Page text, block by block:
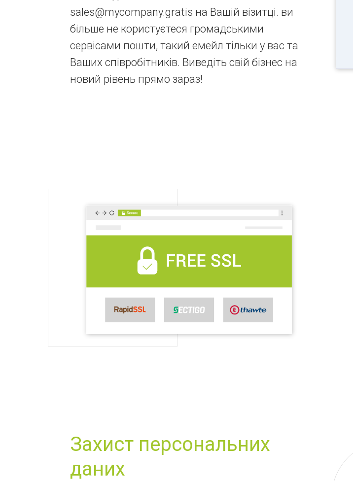
sales@mycompany.gratis на Вашій візитці. ви
більше не користуєтеся громадськими
сервісами пошти, такий емейл тільки у вас та
Ваших співробітників. Виведіть свій бізнес на
новий рівень прямо зараз!
Захист персональних
даних